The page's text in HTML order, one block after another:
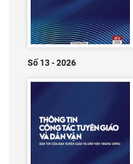
Số 13 - 2026